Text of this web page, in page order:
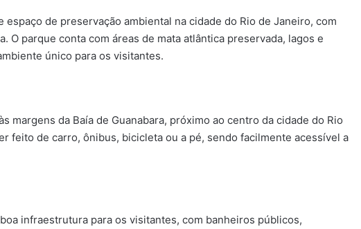
espaço de preservação ambiental na cidade do Rio de Janeiro, com
O parque conta com áreas de mata atlântica preservada, lagos e
único para os visitantes.
margens da Baía de Guanabara, próximo ao centro da cidade do Rio
feito de carro, ônibus, bicicleta ou a pé, sendo facilmente acessível a
infraestrutura para os visitantes, com banheiros públicos,